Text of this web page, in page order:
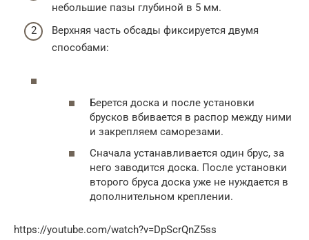
небольшие пазы глубиной в 5 мм.
Верхняя часть обсады фиксируется двумя
способами:
Берется доска и после установки
брусков вбивается в распор между ними
и закрепляем саморезами.
Сначала устанавливается один брус, за
него заводится доска. После установки
второго бруса доска уже не нуждается в
дополнительном креплении.
https://youtube.com/watch?v=DpScrQnZ5ss